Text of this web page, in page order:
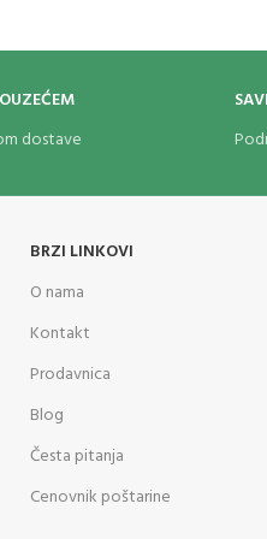
dostave
BRZI LINKOVI
O nama
Kontakt
Prodavnica
Blog
Česta pitanja
Cenovnik poštarine